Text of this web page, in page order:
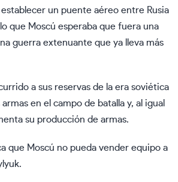
un puente aéreo entre Rusia
que Moscú esperaba que fuera una
guerra extenuante que ya lleva más
a sus reservas de la era soviética
en el campo de batalla y, al igual
su producción de armas.
que Moscú no pueda vender equipo a